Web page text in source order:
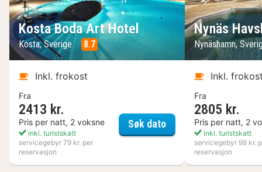
Kosta Boda Art Hotel
Kosta, Sverige 8.7
Inkl. frokost
Fra
2413 kr.
Pris per natt, 2 voksne
inkl. turistskatt
servicegebyr 79 kr. per
reservasjon
Søk datoKosta Boda Art Hotel
Nynäs
Nynäshamn,
Inkl.
Fra
2805 kr.
Pris per natt, 2
inkl. turistskatt
servicegebyr 99 kr.
reservasjon